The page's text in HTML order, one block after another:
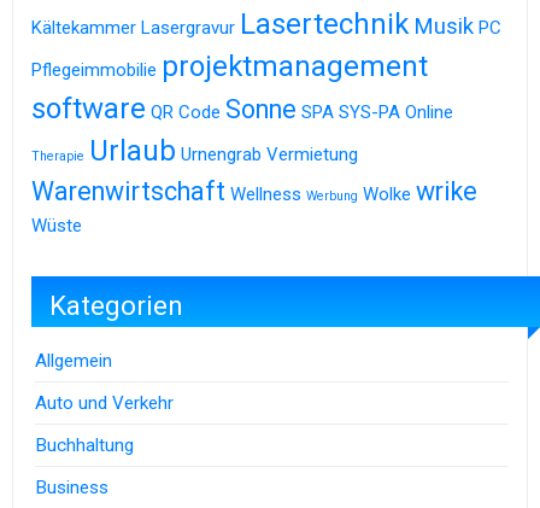
Kältekammer Lasergravur Lasertechnik Musik PC
Pflegeimmobilie projektmanagement
software QR Code Sonne SPA SYS-PA Online
Therapie Urlaub Urnengrab Vermietung
Warenwirtschaft Wellness Werbung Wolke wrike
Wüste
Kategorien
Allgemein
Auto und Verkehr
Buchhaltung
Business